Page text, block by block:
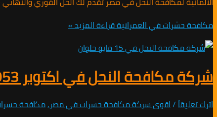
مكافحة حشرات في العمرانيةقراءة المزيد »
شركة مكافحة النحل في اكتوبر 01010891953 / اتصل الان
اترك تعليقاً/اقوى شركة مكافحة حشرات في مصر,مكافحة